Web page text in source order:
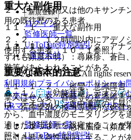
２．１． 本剤又は他のキサンチ
用の既往歴のある患者。
２．２． １２時間以内にアデノ
使用する患者〔１０．１参照〕。
重要な基本的注意
８．１． 〈効能共通〉テオフィ
は、テオフィリン血中濃度の上昇
から、血中濃度のモニタリングを
適した投与計画を設定することが
照〕。
重大な副作用
１１．１． 重大な副作用
１１．１．１． ショック、アナ
ずれも頻度不明）：蕁麻疹、蒼白
難等があらわれることがある。
１１．１．２． 痙攣、意識障害
攣又はせん妄、昏睡等の意識障害
で、抗痙攣剤の投与等適切な処置
１１．１．３． 急性脳症（頻度
に引き続き急性脳症に至ることが
新規登録
ログイン
監修医師一覧
UpToDate特別割引
運営会社
© 2021 HOKUTO Inc. All rights
利用規約プライバシーポリシーお
ホーム
表・計算 レジメン
ERマニュアル
薬剤情報 ポスト
監修医師一覧
UpToDate特別割引